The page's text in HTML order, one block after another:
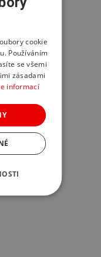
cookie
Používáním
se všemi
zásadami
informací